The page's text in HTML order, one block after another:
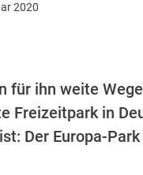
2020
für ihn weite
Freizeitpark in
Der Europa-